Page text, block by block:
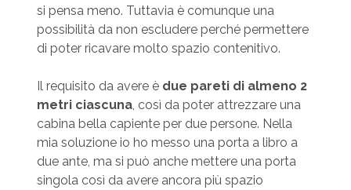
si pensa meno. Tuttavia è comunque una
possibilità da non escludere perché permettere
di poter ricavare molto spazio contenitivo.
Il requisito da avere è due pareti di almeno 2
metri ciascuna, così da poter attrezzare una
cabina bella capiente per due persone. Nella
mia soluzione io ho messo una porta a libro a
due ante, ma si può anche mettere una porta
singola così da avere ancora più spazio